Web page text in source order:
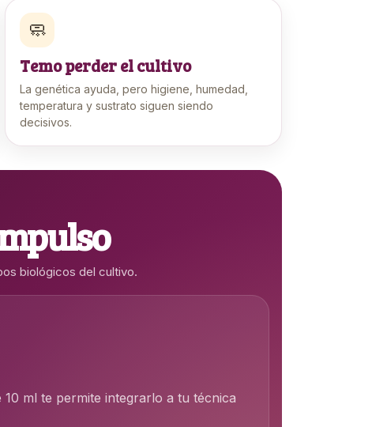
🧼
Temo perder el cultivo
La genética ayuda, pero higiene, humedad,
temperatura y sustrato siguen siendo
decisivos.
biológicos del cultivo.
ml te permite integrarlo a tu técnica